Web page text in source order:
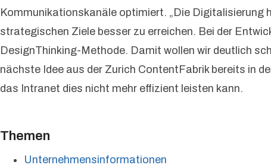
Kommunikationskanäle optimiert. „Die Digitalisierung
strategischen Ziele besser zu erreichen. Bei der
DesignThinking-Methode. Damit wollen wir deutlich
nächste Idee aus der Zurich ContentFabrik bereits in
das Intranet dies nicht mehr effizient leisten kann.
Themen
Unternehmensinformationen